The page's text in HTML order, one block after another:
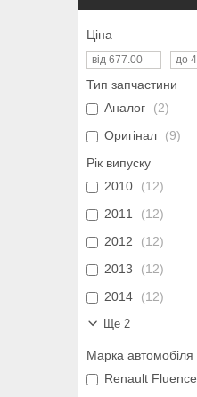
Ціна
Тип запчастини
Аналог
2
Оригінал
9
Рік випуску
2010
12
2011
12
2012
12
2013
12
2014
12
Ще 2
Марка автомобіля
Renault Fluence